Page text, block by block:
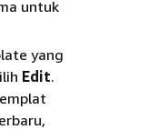
untuk
yang
Edit.